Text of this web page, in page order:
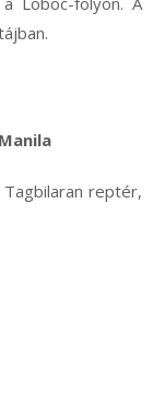
reptér,